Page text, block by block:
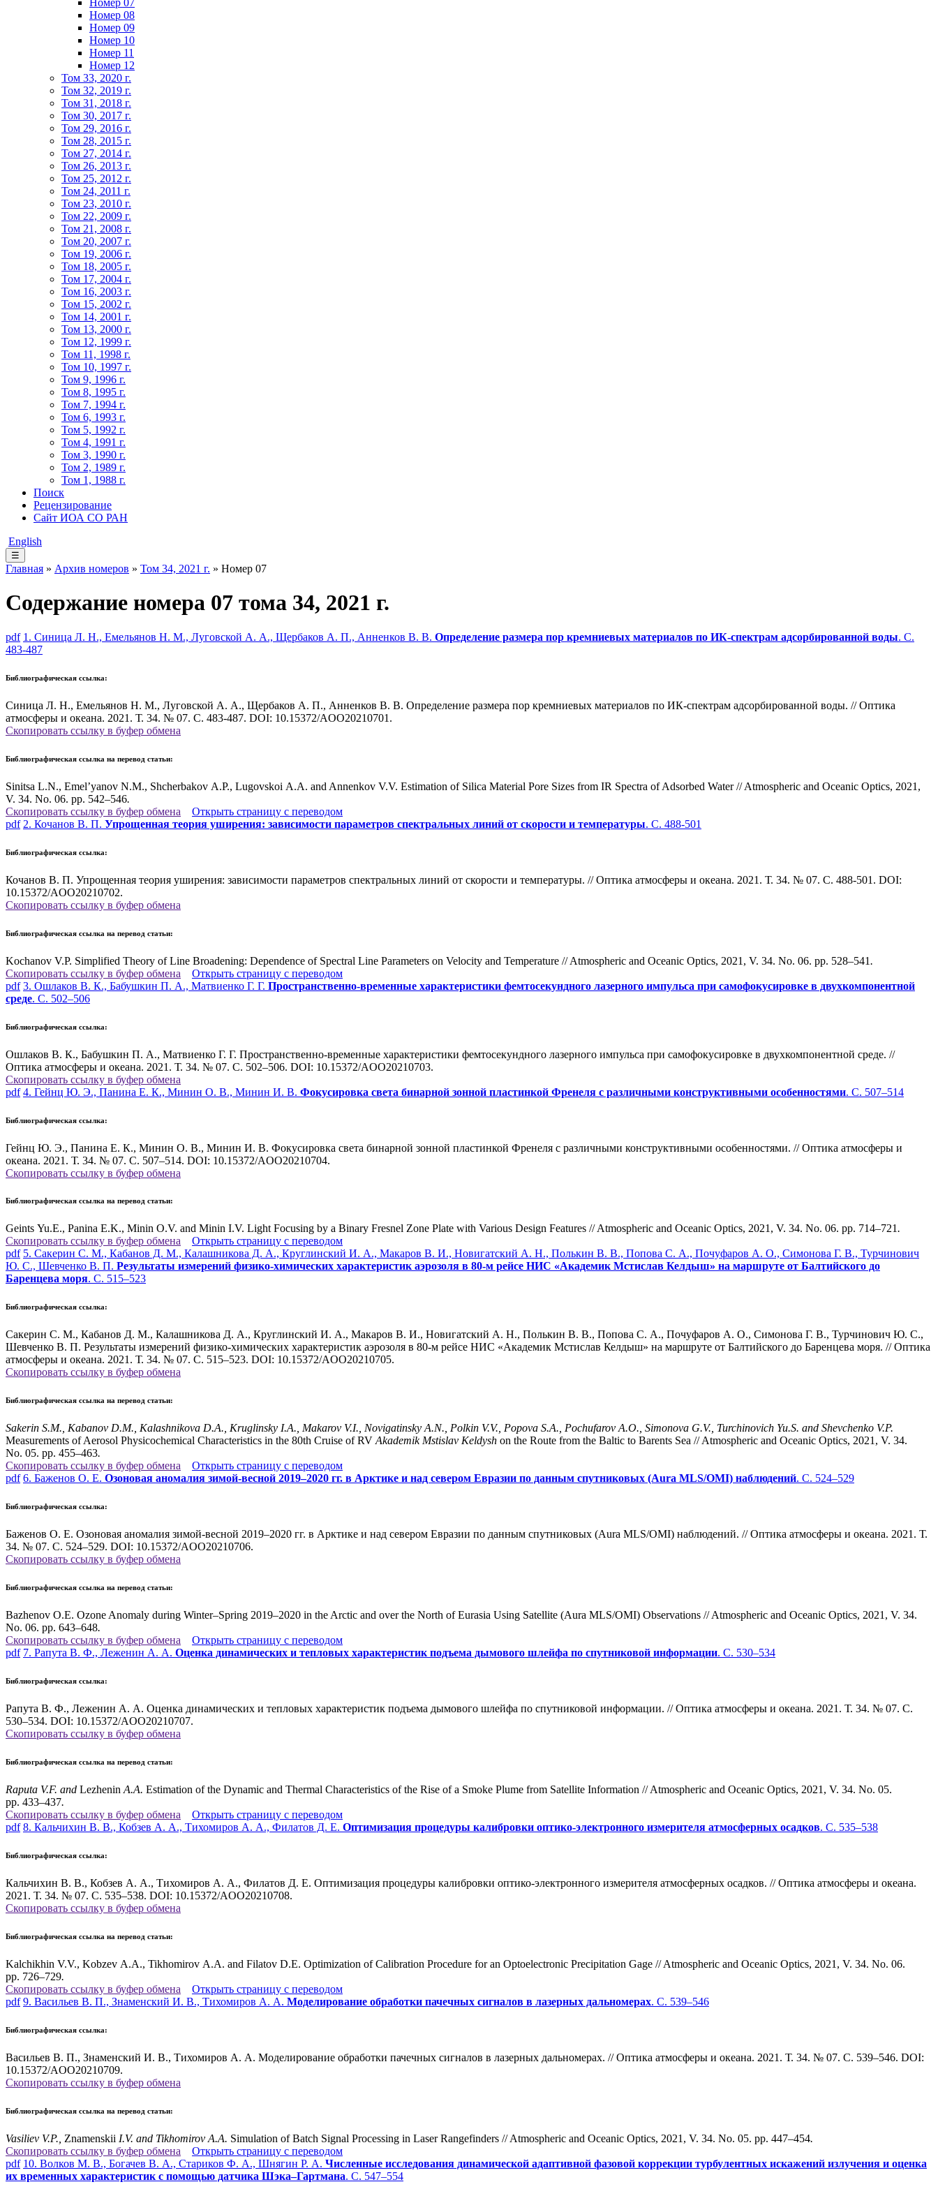
Номер 07
Номер 08
Номер 09
Номер 10
Номер 11
Номер 12
Том 33, 2020 г.
Том 32, 2019 г.
Том 31, 2018 г.
Том 30, 2017 г.
Том 29, 2016 г.
Том 28, 2015 г.
Том 27, 2014 г.
Том 26, 2013 г.
Том 25, 2012 г.
Том 24, 2011 г.
Том 23, 2010 г.
Том 22, 2009 г.
Том 21, 2008 г.
Том 20, 2007 г.
Том 19, 2006 г.
Том 18, 2005 г.
Том 17, 2004 г.
Том 16, 2003 г.
Том 15, 2002 г.
Том 14, 2001 г.
Том 13, 2000 г.
Том 12, 1999 г.
Том 11, 1998 г.
Том 10, 1997 г.
Том 9, 1996 г.
Том 8, 1995 г.
Том 7, 1994 г.
Том 6, 1993 г.
Том 5, 1992 г.
Том 4, 1991 г.
Том 3, 1990 г.
Том 2, 1989 г.
Том 1, 1988 г.
Поиск
Рецензирование
Сайт ИОА СО РАН
English
☰
Главная » Архив номеров » Том 34, 2021 г. » Номер 07
Содержание номера 07 тома 34, 2021 г.
pdf 1. Синица Л. Н., Емельянов Н. М., Луговской А. А., Щербаков А. П., Анненков В. В. Определение размера пор кремниевых материалов по ИК-спектрам адсорбированной воды. С.
483-487
Библиографическая ссылка:
Синица Л. Н., Емельянов Н. М., Луговской А. А., Щербаков А. П., Анненков В. В. Определение размера пор кремниевых материалов по ИК-спектрам адсорбированной воды. // Оптика
атмосферы и океана. 2021. Т. 34. № 07. С. 483-487. DOI: 10.15372/AOO20210701.
Скопировать ссылку в буфер обмена
Библиографическая ссылка на перевод статьи:
Sinitsa L.N., Emel’yanov N.M., Shcherbakov A.P., Lugovskoi A.A. and Annenkov V.V. Estimation of Silica Material Pore Sizes from IR Spectra of Adsorbed Water // Atmospheric and Oceanic Optics, 2021,
V. 34. No. 06. pp. 542–546.
Скопировать ссылку в буфер обмена
Открыть страницу с переводом
pdf 2. Кочанов В. П. Упрощенная теория уширения: зависимости параметров спектральных линий от скорости и температуры. С. 488-501
Библиографическая ссылка:
Кочанов В. П. Упрощенная теория уширения: зависимости параметров спектральных линий от скорости и температуры. // Оптика атмосферы и океана. 2021. Т. 34. № 07. С. 488-501. DOI:
10.15372/AOO20210702.
Скопировать ссылку в буфер обмена
Библиографическая ссылка на перевод статьи:
Kochanov V.P. Simplified Theory of Line Broadening: Dependence of Spectral Line Parameters on Velocity and Temperature // Atmospheric and Oceanic Optics, 2021, V. 34. No. 06. pp. 528–541.
Скопировать ссылку в буфер обмена
Открыть страницу с переводом
pdf 3. Ошлаков В. К., Бабушкин П. А., Матвиенко Г. Г. Пространственно-временные характеристики фемтосекундного лазерного импульса при самофокусировке в двухкомпонентной
среде. С. 502–506
Библиографическая ссылка:
Ошлаков В. К., Бабушкин П. А., Матвиенко Г. Г. Пространственно-временные характеристики фемтосекундного лазерного импульса при самофокусировке в двухкомпонентной среде. //
Оптика атмосферы и океана. 2021. Т. 34. № 07. С. 502–506. DOI: 10.15372/AOO20210703.
Скопировать ссылку в буфер обмена
pdf 4. Гейнц Ю. Э., Панина Е. К., Минин О. В., Минин И. В. Фокусировка света бинарной зонной пластинкой Френеля c различными конструктивными особенностями. С. 507–514
Библиографическая ссылка:
Гейнц Ю. Э., Панина Е. К., Минин О. В., Минин И. В. Фокусировка света бинарной зонной пластинкой Френеля c различными конструктивными особенностями. // Оптика атмосферы и
океана. 2021. Т. 34. № 07. С. 507–514. DOI: 10.15372/AOO20210704.
Скопировать ссылку в буфер обмена
Библиографическая ссылка на перевод статьи:
Geints Yu.E., Panina E.K., Minin O.V. and Minin I.V. Light Focusing by a Binary Fresnel Zone Plate with Various Design Features // Atmospheric and Oceanic Optics, 2021, V. 34. No. 06. pp. 714–721.
Скопировать ссылку в буфер обмена
Открыть страницу с переводом
pdf 5. Сакерин С. М., Кабанов Д. М., Калашникова Д. А., Круглинский И. А., Макаров В. И., Новигатский А. Н., Полькин В. В., Попова С. А., Почуфаров А. О., Симонова Г. В., Турчинович
Ю. С., Шевченко В. П. Результаты измерений физико-химических характеристик аэрозоля в 80-м рейсе НИС «Академик Мстислав Келдыш» на маршруте от Балтийского до
Баренцева моря. С. 515–523
Библиографическая ссылка:
Сакерин С. М., Кабанов Д. М., Калашникова Д. А., Круглинский И. А., Макаров В. И., Новигатский А. Н., Полькин В. В., Попова С. А., Почуфаров А. О., Симонова Г. В., Турчинович Ю. С.,
Шевченко В. П. Результаты измерений физико-химических характеристик аэрозоля в 80-м рейсе НИС «Академик Мстислав Келдыш» на маршруте от Балтийского до Баренцева моря. // Оптика
атмосферы и океана. 2021. Т. 34. № 07. С. 515–523. DOI: 10.15372/AOO20210705.
Скопировать ссылку в буфер обмена
Библиографическая ссылка на перевод статьи:
Sakerin S.M., Kabanov D.M., Kalashnikova D.A., Kruglinsky I.A., Makarov V.I., Novigatinsky A.N., Polkin V.V., Popova S.A., Pochufarov A.O., Simonova G.V., Turchinovich Yu.S. and Shevchenko V.P.
Measurements of Aerosol Physicochemical Characteristics in the 80th Cruise of RV Akademik Mstislav Keldysh on the Route from the Baltic to Barents Sea // Atmospheric and Oceanic Optics, 2021, V. 34.
No. 05. pp. 455–463.
Скопировать ссылку в буфер обмена
Открыть страницу с переводом
pdf 6. Баженов О. Е. Озоновая аномалия зимой-весной 2019–2020 гг. в Арктике и над севером Евразии по данным спутниковых (Aura MLS/OMI) наблюдений. С. 524–529
Библиографическая ссылка:
Баженов О. Е. Озоновая аномалия зимой-весной 2019–2020 гг. в Арктике и над севером Евразии по данным спутниковых (Aura MLS/OMI) наблюдений. // Оптика атмосферы и океана. 2021. Т.
34. № 07. С. 524–529. DOI: 10.15372/AOO20210706.
Скопировать ссылку в буфер обмена
Библиографическая ссылка на перевод статьи:
Bazhenov O.E. Ozone Anomaly during Winter–Spring 2019–2020 in the Arctic and over the North of Eurasia Using Satellite (Aura MLS/OMI) Observations // Atmospheric and Oceanic Optics, 2021, V. 34.
No. 06. pp. 643–648.
Скопировать ссылку в буфер обмена
Открыть страницу с переводом
pdf 7. Рапута В. Ф., Леженин А. А. Оценка динамических и тепловых характеристик подъема дымового шлейфа по спутниковой информации. С. 530–534
Библиографическая ссылка:
Рапута В. Ф., Леженин А. А. Оценка динамических и тепловых характеристик подъема дымового шлейфа по спутниковой информации. // Оптика атмосферы и океана. 2021. Т. 34. № 07. С.
530–534. DOI: 10.15372/AOO20210707.
Скопировать ссылку в буфер обмена
Библиографическая ссылка на перевод статьи:
Raputa V.F. and Lezhenin A.A. Estimation of the Dynamic and Thermal Characteristics of the Rise of a Smoke Plume from Satellite Information // Atmospheric and Oceanic Optics, 2021, V. 34. No. 05.
pp. 433–437.
Скопировать ссылку в буфер обмена
Открыть страницу с переводом
pdf 8. Кальчихин В. В., Кобзев А. А., Тихомиров А. А., Филатов Д. Е. Оптимизация процедуры калибровки оптико-электронного измерителя атмосферных осадков. С. 535–538
Библиографическая ссылка:
Кальчихин В. В., Кобзев А. А., Тихомиров А. А., Филатов Д. Е. Оптимизация процедуры калибровки оптико-электронного измерителя атмосферных осадков. // Оптика атмосферы и океана.
2021. Т. 34. № 07. С. 535–538. DOI: 10.15372/AOO20210708.
Скопировать ссылку в буфер обмена
Библиографическая ссылка на перевод статьи:
Kalchikhin V.V., Kobzev A.A., Tikhomirov A.A. and Filatov D.E. Optimization of Calibration Procedure for an Optoelectronic Precipitation Gage // Atmospheric and Oceanic Optics, 2021, V. 34. No. 06.
pp. 726–729.
Скопировать ссылку в буфер обмена
Открыть страницу с переводом
pdf 9. Васильев В. П., Знаменский И. В., Тихомиров А. А. Моделирование обработки пачечных сигналов в лазерных дальномерах. С. 539–546
Библиографическая ссылка:
Васильев В. П., Знаменский И. В., Тихомиров А. А. Моделирование обработки пачечных сигналов в лазерных дальномерах. // Оптика атмосферы и океана. 2021. Т. 34. № 07. С. 539–546. DOI:
10.15372/AOO20210709.
Скопировать ссылку в буфер обмена
Библиографическая ссылка на перевод статьи:
Vasiliev V.P., Znamenskii I.V. and Tikhomirov A.A. Simulation of Batch Signal Processing in Laser Rangefinders // Atmospheric and Oceanic Optics, 2021, V. 34. No. 05. pp. 447–454.
Скопировать ссылку в буфер обмена
Открыть страницу с переводом
pdf 10. Волков М. В., Богачев В. А., Стариков Ф. А., Шнягин Р. А. Численные исследования динамической адаптивной фазовой коррекции турбулентных искажений излучения и оценка
их временных характеристик с помощью датчика Шэка–Гартмана. С. 547–554